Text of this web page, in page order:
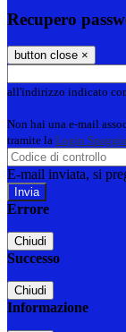
Recupero
button close ×
all'indirizzo indicato
Non hai una e-mail
tramite la Login
E-mail inviata, si
Errore
Chiudi
Successo
Chiudi
Informazione